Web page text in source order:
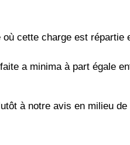
cette charge est répartie
a minima à part égale
à notre avis en milieu